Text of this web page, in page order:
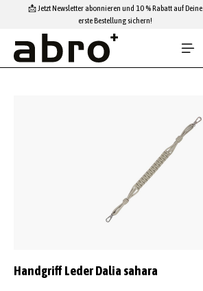
Zum Hauptinhalt springen
📩 Jetzt Newsletter abonnieren und 10 % Rabatt auf Deine
erste Bestellung sichern!
Handgriff Leder Dalia sahara